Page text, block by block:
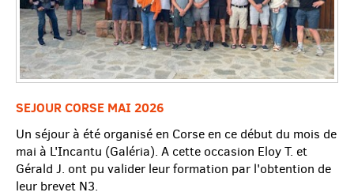
SEJOUR CORSE MAI 2026
Un séjour à été organisé en Corse en ce début du mois de
mai à L'Incantu (Galéria). A cette occasion Eloy T. et
Gérald J. ont pu valider leur formation par l'obtention de
leur brevet N3.